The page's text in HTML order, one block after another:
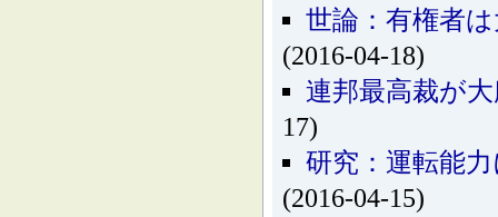
世論：有権者
(2016-04-18)
連邦最高裁が
17)
研究：運転能
(2016-04-15)